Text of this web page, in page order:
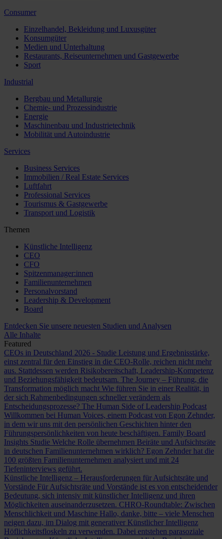
Consumer
Einzelhandel, Bekleidung und Luxusgüter
Konsumgüter
Medien und Unterhaltung
Restaurants, Reiseunternehmen und Gastgewerbe
Sport
Industrial
Bergbau und Metallurgie
Chemie- und Prozessindustrie
Energie
Maschinenbau und Industrietechnik
Mobilität und Autoindustrie
Services
Business Services
Immobilien / Real Estate Services
Luftfahrt
Professional Services
Tourismus & Gastgewerbe
Transport und Logistik
Themen
Künstliche Intelligenz
CEO
CFO
Spitzenmanager:innen
Familienunternehmen
Personalvorstand
Leadership & Development
Board
Entdecken Sie unsere neuesten Studien und Analysen
Alle Inhalte
Featured
CEOs in Deutschland 2026 - Studie Leistung und Ergebnisstärke,
einst zentral für den Einstieg in die CEO-Rolle, reichen nicht mehr
aus. Stattdessen werden Risikobereitschaft, Leadership-Kompetenz
und Beziehungsfähigkeit bedeutsam. The Journey – Führung, die
Transformation möglich macht Wie führen Sie in einer Realität, in
der sich Rahmenbedingungen schneller verändern als
Entscheidungsprozesse? The Human Side of Leadership Podcast
Willkommen bei Human Voices, einem Podcast von Egon Zehnder,
in dem wir uns mit den persönlichen Geschichten hinter den
Führungspersönlichkeiten von heute beschäftigen. Family Board
Insights Studie Welche Rolle übernehmen Beiräte und Aufsichtsräte
in deutschen Familienunternehmen wirklich? Egon Zehnder hat die
100 größten Familienunternehmen analysiert und mit 24
Tiefeninterviews geführt.
Künstliche Intelligenz – Herausforderungen für Aufsichtsräte und
Vorstände Für Aufsichtsräte und Vorstände ist es von entscheidender
Bedeutung, sich intensiv mit künstlicher Intelligenz und ihren
Möglichkeiten auseinanderzusetzen. CHRO-Roundtable: Zwischen
Menschlichkeit und Maschine Hallo, danke, bitte – viele Menschen
neigen dazu, im Dialog mit generativer Künstlicher Intelligenz
Höflichkeitsfloskeln zu verwenden. Dabei entstehen parasoziale